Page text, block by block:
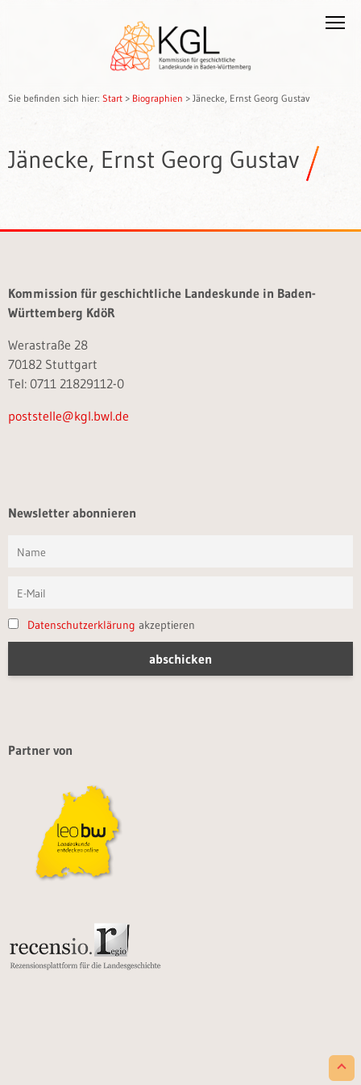
Sie befinden sich hier: Start > Biographien > Jänecke, Ernst Georg Gustav
Jänecke, Ernst Georg Gustav
Kommission für geschichtliche Landeskunde in Baden-
Württemberg KdöR
Werastraße 28
70182 Stuttgart
Tel: 0711 21829112-0
poststelle@kgl.bwl.de
Newsletter abonnieren
Datenschutzerklärung akzeptieren
Partner von